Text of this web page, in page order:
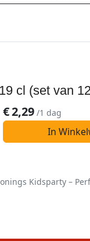
cl (set van
€2,29 /1 dag
In
Kidsparty –